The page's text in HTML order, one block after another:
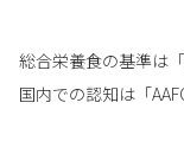
総合栄養食の基準は
国内での認知は「